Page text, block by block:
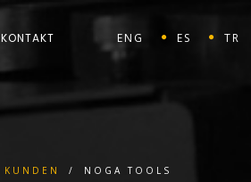
KONTAKT ENG ES TR
KUNDEN / NOGA TOOLS